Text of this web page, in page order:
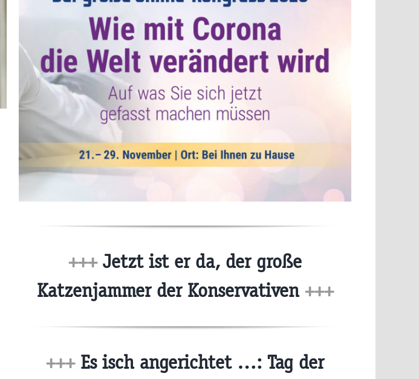
+++Jetzt ist er da, der große
Katzenjammer der Konservativen +++
+++Es isch angerichtet …: Tag der